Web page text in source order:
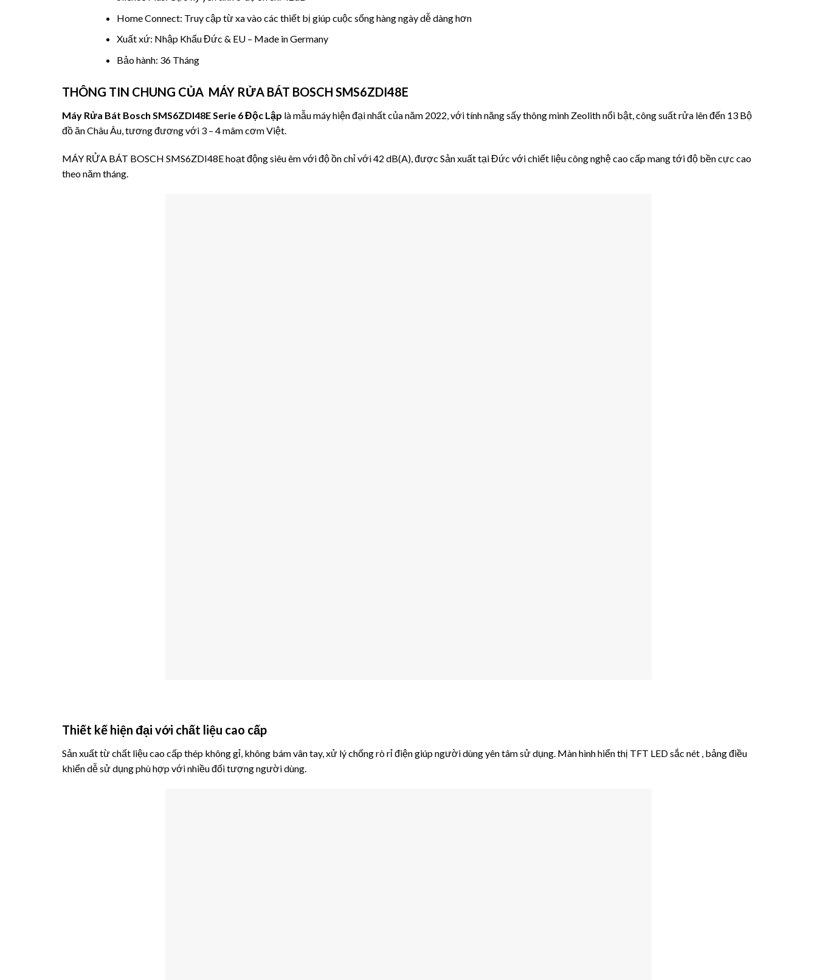
Home Connect: Truy cập từ xa vào các thiết bị giúp cuộc sống hàng ngày dễ dàng hơn
Xuất xứ: Nhập Khẩu Đức & EU – Made in Germany
Bảo hành: 36 Tháng
THÔNG TIN CHUNG CỦA MÁY RỬA BÁT BOSCH SMS6ZDI48E
Máy Rửa Bát Bosch SMS6ZDI48E Serie 6 Độc Lập là mẫu máy hiện đại nhất của năm 2022, với tính năng sấy thông minh Zeolith nổi bật, công suất rửa lên đến 13 Bộ
đồ ăn Châu Âu, tương đương với 3 – 4 mâm cơm Việt.
MÁY RỬA BÁT BOSCH SMS6ZDI48E hoạt động siêu êm với độ ồn chỉ với 42 dB(A), được Sản xuất tại Đức với chiết liệu công nghệ cao cấp mang tới độ bền cực cao
theo năm tháng.
Thiết kế hiện đại với chất liệu cao cấp
Sản xuất từ chất liệu cao cấp thép không gỉ, không bám vân tay, xử lý chống rò rỉ điện giúp người dùng yên tâm sử dụng. Màn hình hiển thị TFT LED sắc nét , bảng điều
khiển dễ sử dụng phù hợp với nhiều đối tượng người dùng.